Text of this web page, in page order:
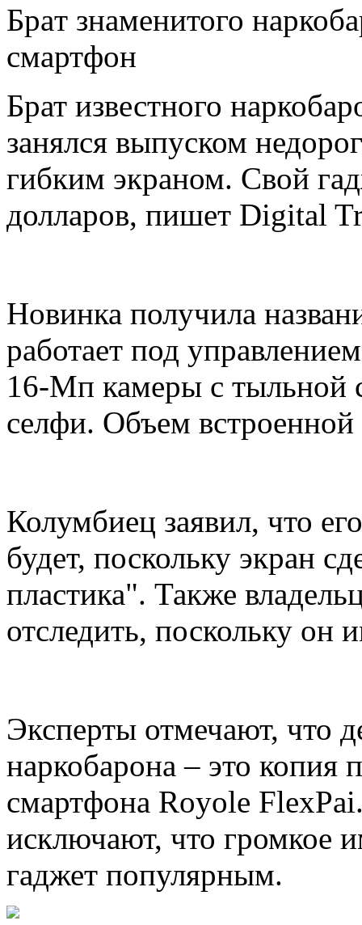
Брaт знаменитого
смартфон
Брат известного
занялся выпуском
гибким экраном. Свой
долларов, пишет Digital
Новинка получила
работает под
16-Мп камеры с тыльной
селфи. Объем встроенной
Колумбиец заявил, что
будет, поскольку экран
пластика". Также
отследить, поскольку он
Эксперты отмечают, что
наркобарона – это копия
смартфона Royole
исключают, что громкое
гаджет популярным.